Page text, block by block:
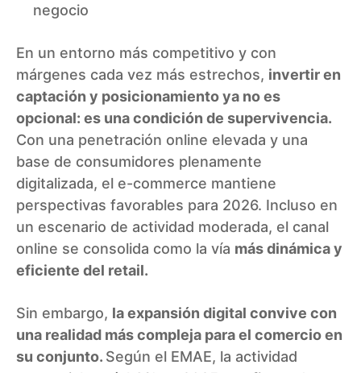
negocio
En un entorno más competitivo y con
márgenes cada vez más estrechos, invertir en
captación y posicionamiento ya no es
opcional: es una condición de supervivencia.
Con una penetración online elevada y una
base de consumidores plenamente
digitalizada, el e-commerce mantiene
perspectivas favorables para 2026. Incluso en
un escenario de actividad moderada, el canal
online se consolida como la vía más dinámica y
eficiente del retail.
Sin embargo, la expansión digital convive con
una realidad más compleja para el comercio en
su conjunto. Según el EMAE, la actividad